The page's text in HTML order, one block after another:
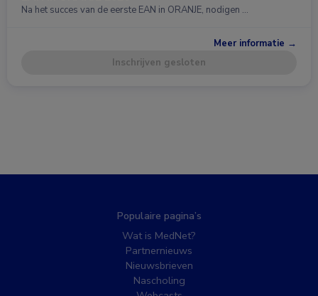
Na het succes van de eerste EAN in ORANJE, nodigen …
Meer informatie →
Inschrijven gesloten
Populaire pagina’s
Wat is MedNet?
Partnernieuws
Nieuwsbrieven
Nascholing